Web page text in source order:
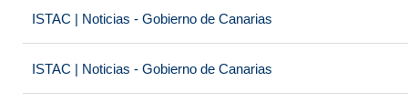
ISTAC | Noticias - Gobierno de Canarias
ISTAC | Noticias - Gobierno de Canarias